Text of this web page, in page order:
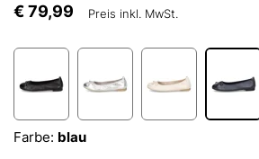
€ 79,99 Preis inkl. MwSt.
Farbe: blau